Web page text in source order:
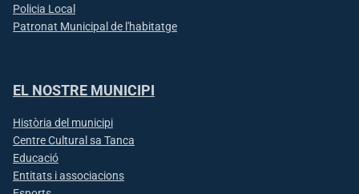
Policia Local
Patronat Municipal de l'habitatge
EL NOSTRE MUNICIPI
Història del municipi
Centre Cultural sa Tanca
Educació
Entitats i associacions